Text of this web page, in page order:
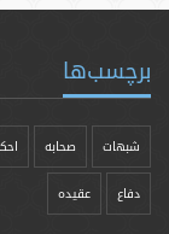
برچسب‌ها
شبهات صحابه
دفاع عقیده